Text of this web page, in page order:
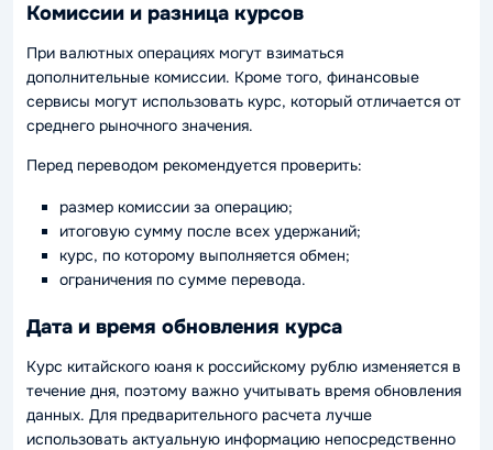
Комиссии и разница курсов
При валютных операциях могут взиматься
дополнительные комиссии. Кроме того, финансовые
сервисы могут использовать курс, который отличается от
среднего рыночного значения.
Перед переводом рекомендуется проверить:
размер комиссии за операцию;
итоговую сумму после всех удержаний;
курс, по которому выполняется обмен;
ограничения по сумме перевода.
Дата и время обновления курса
Курс китайского юаня к российскому рублю изменяется в
течение дня, поэтому важно учитывать время обновления
данных. Для предварительного расчета лучше
использовать актуальную информацию непосредственно